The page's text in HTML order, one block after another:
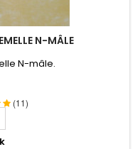
N-MÂLE
(11)
N-mâle .